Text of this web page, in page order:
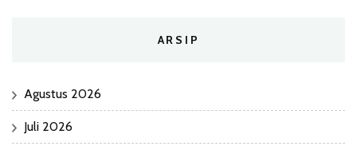
ARSIP
Agustus 2026
Juli 2026